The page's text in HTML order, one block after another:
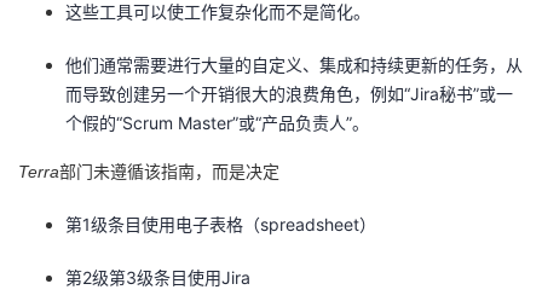
这些工具可以使工作复杂化而不是简化。
他们通常需要进行大量的自定义、集成和持续更新的任务，从
而导致创建另一个开销很大的浪费角色，例如“Jira秘书”或一
个假的“Scrum Master”或“产品负责人”。
Terra部门未遵循该指南，而是决定
第1级条目使用电子表格（spreadsheet）
第2级第3级条目使用Jira